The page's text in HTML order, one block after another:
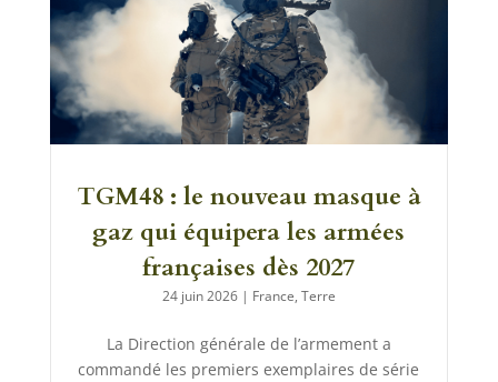
TGM48 : le nouveau masque à
gaz qui équipera les armées
françaises dès 2027
24 juin 2026| France, Terre
La Direction générale de l’armement a
commandé les premiers exemplaires de série